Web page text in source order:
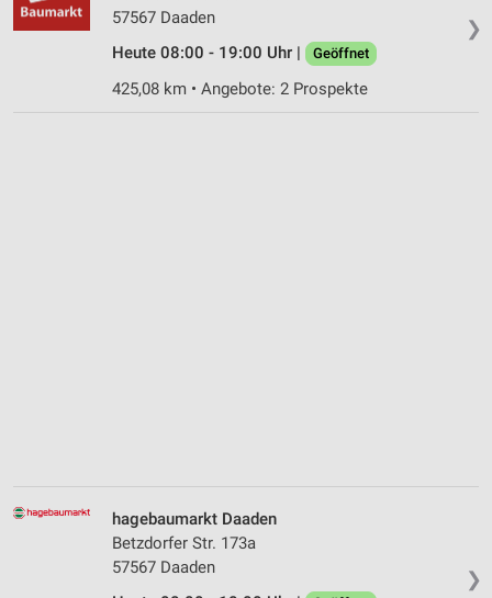
❯
57567 Daaden
Heute 08:00 - 19:00 Uhr |
Geöffnet
425,08 km • Angebote: 2 Prospekte
❯
hagebaumarkt Daaden
Betzdorfer Str. 173a
57567 Daaden